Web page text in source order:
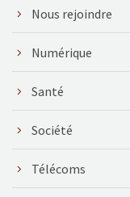
Nous rejoindre
Numérique
Santé
Société
Télécoms